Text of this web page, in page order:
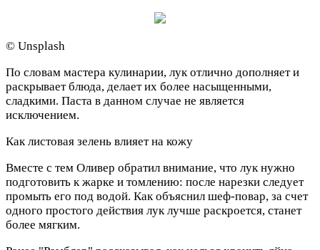
© Unsplash
По словам мастера кулинарии, лук отлично дополняет и
раскрывает блюда, делает их более насыщенными,
сладкими. Паста в данном случае не является
исключением.
Как листовая зелень влияет на кожу
Вместе с тем Оливер обратил внимание, что лук нужно
подготовить к жарке и томлению: после нарезки следует
промыть его под водой. Как объяснил шеф-повар, за счет
одного простого действия лук лучше раскроется, станет
более мягким.